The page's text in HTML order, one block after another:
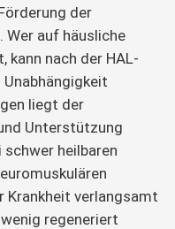
der
auf häusliche
kann nach der HAL-
liegt der
Unterstützung
heilbaren
Krankheit verlangsamt
regeneriert